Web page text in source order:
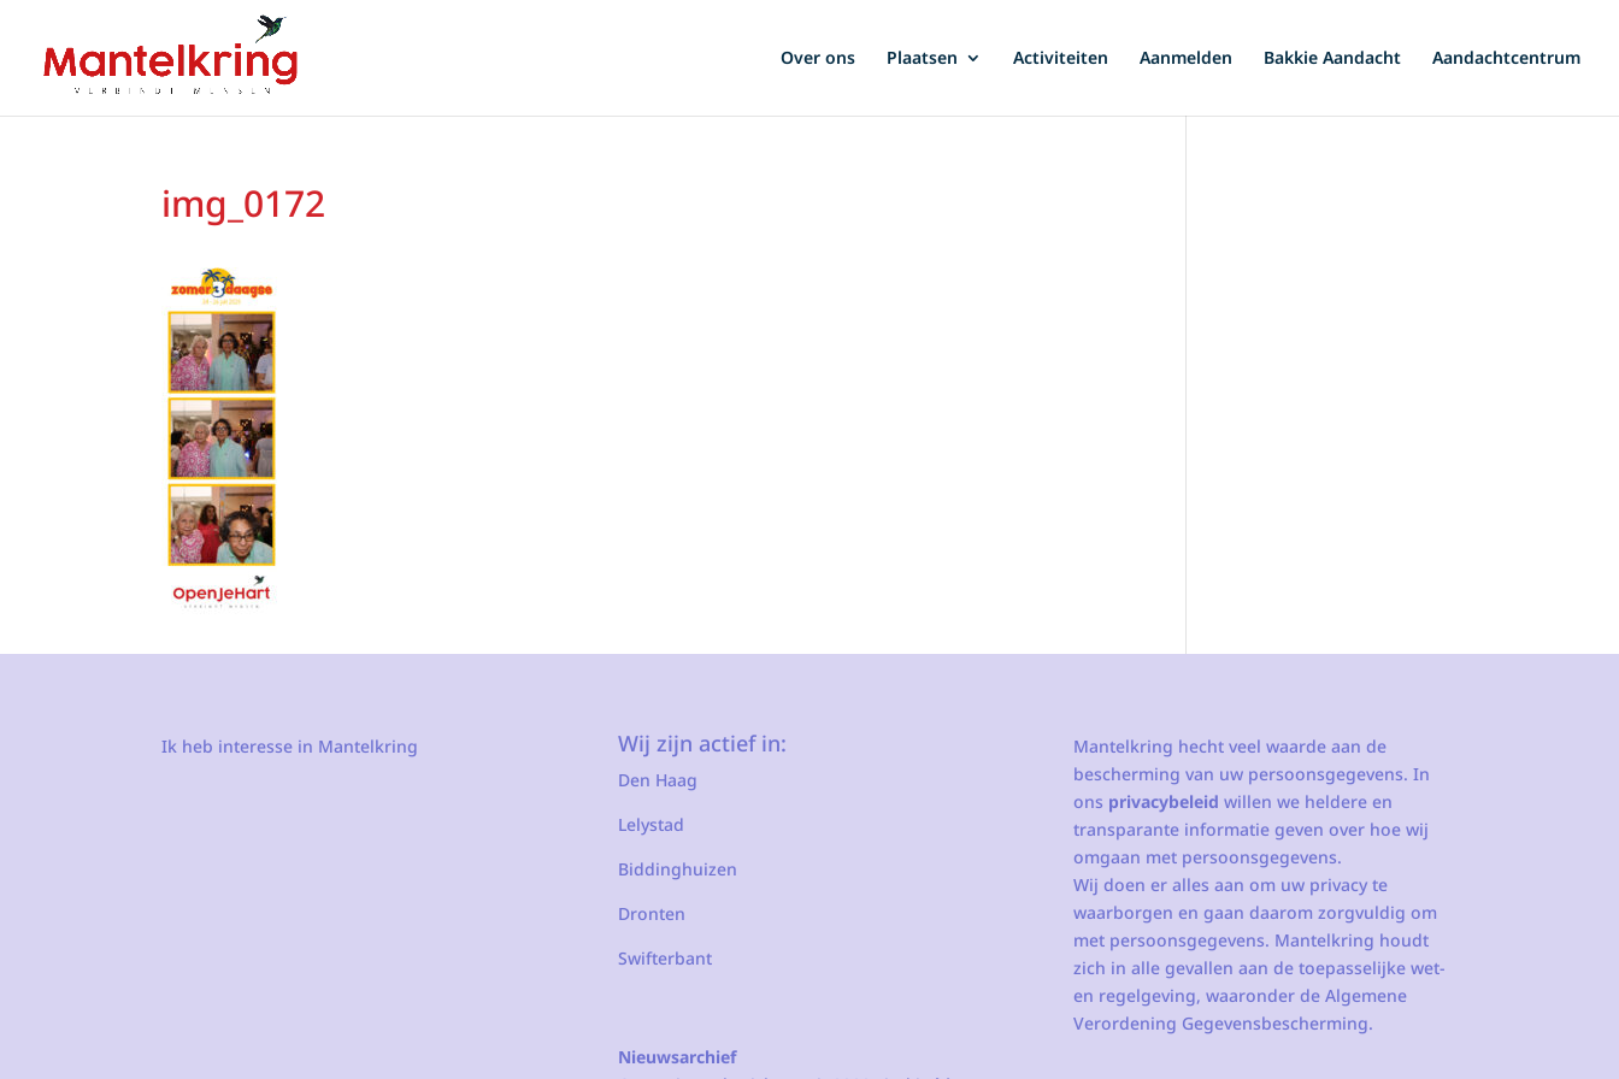
Over ons Plaatsen Activiteiten Aanmelden Bakkie Aandacht Aandachtcentrum
img_0172
Ik heb interesse in Mantelkring Wij zijn actief in:
Den Haag
Lelystad
Biddinghuizen
Dronten
Swifterbant
Nieuwsarchief
Mantelkring hecht veel waarde aan de
bescherming van uw persoonsgegevens. In
ons privacybeleid willen we heldere en
transparante informatie geven over hoe wij
omgaan met persoonsgegevens.
Wij doen er alles aan om uw privacy te
waarborgen en gaan daarom zorgvuldig om
met persoonsgegevens. Mantelkring houdt
zich in alle gevallen aan de toepasselijke wet-
en regelgeving, waaronder de Algemene
Verordening Gegevensbescherming.